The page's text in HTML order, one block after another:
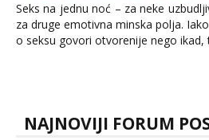
Seks na jednu noć – za neke
za druge emotivna minska polja.
o seksu govori otvorenije nego ikad,
dalje izaziva burne rasprave. Što
NAJNOVIJI FORUM